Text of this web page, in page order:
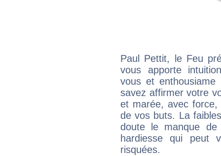
Paul Pettit, le Feu
vous apporte
vous et
savez affirmer votre
et marée, avec
de vos buts. La
doute le manque
hardiesse qui peut
risquées.